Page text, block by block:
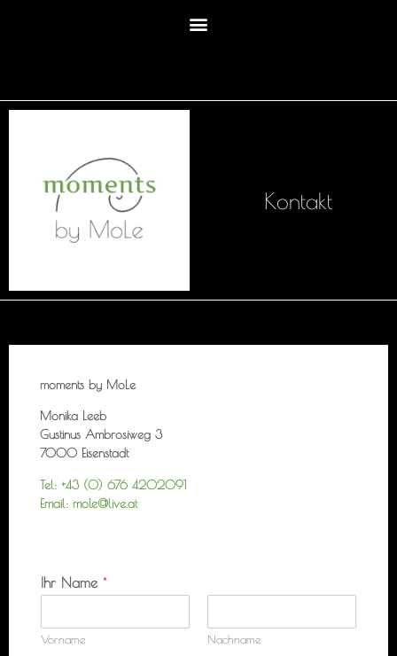
Kontakt
moments by MoLe
Monika Leeb
Gustinus Ambrosiweg 3
7000 Eisenstadt
Tel: +43 (0) 676 4202091
Email: mole@live.at
Ihr Name *
Vorname Nachname